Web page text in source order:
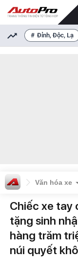
Đỉnh, Độc, Lạ
Văn hóa xe
Chiếc xe tay
tặng sinh
hàng trăm
núi quyết